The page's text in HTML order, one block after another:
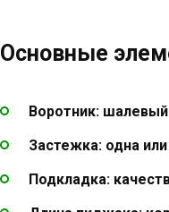
Основные
Воротник:
Застежка: одна
Подкладка: